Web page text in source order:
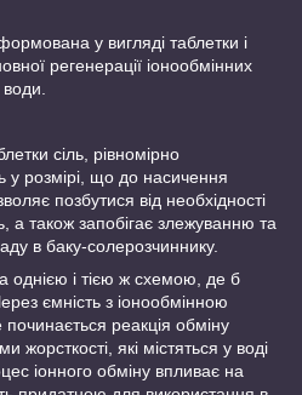
у вигляді таблетки і
регенерації іонообмінних
сіль, рівномірно
у розмірі, що до насичення
позбутися від необхідності
а також запобігає злежуванню та
в баку-солерозчиннику.
однією і тією ж схемою, де б
ємність з іонообмінною
реакція обміну
які містяться у воді
іонного обміну впливає на